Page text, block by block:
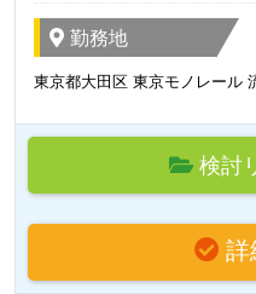
勤務地
東京都大田区 東京モノレール
検討
詳